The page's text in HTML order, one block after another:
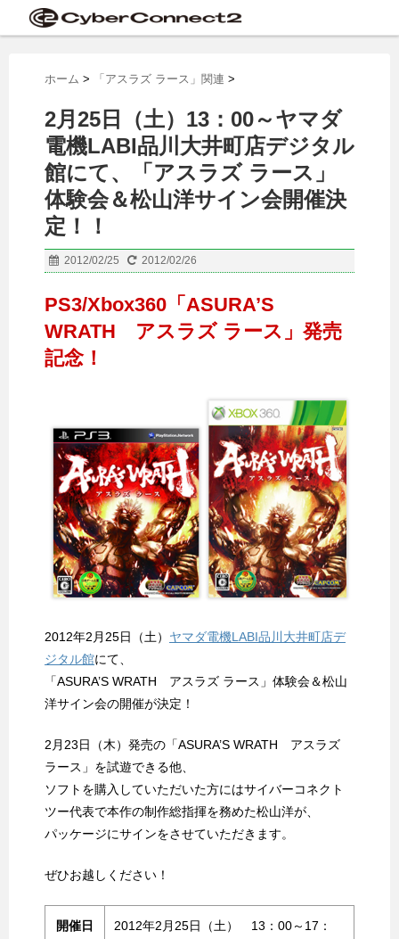
ホーム > 「アスラズ ラース」関連 >
2月25日（土）13：00～ヤマダ
電機LABI品川大井町店デジタル
館にて、「アスラズ ラース」
体験会＆松山洋サイン会開催決
定！！
2012/02/25 2012/02/26
PS3/Xbox360「ASURA’S
WRATH アスラズ ラース」発売
記念！
2012年2月25日（土） ヤマダ電機LABI品川大井町店デ
ジタル館にて、
「ASURA’S WRATH アスラズ ラース」体験会＆松山
洋サイン会の開催が決定！
2月23日（木）発売の「ASURA’S WRATH アスラズ
ラース」を試遊できる他、
ソフトを購入していただいた方にはサイバーコネクト
ツー代表で本作の制作総指揮を務めた松山洋が、
パッケージにサインをさせていただきます。
ぜひお越しください！
開催日
2012年2月25日（土） 13：00～17：